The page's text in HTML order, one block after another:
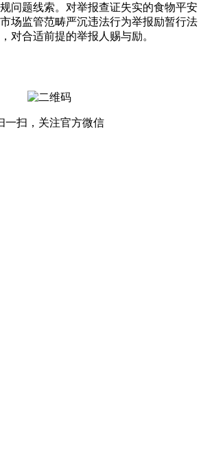
问题线索。对举报查证失实的食物平安
场监管范畴严沉违法行为举报励暂行法
对合适前提的举报人赐与励。
一扫，关注官方微信